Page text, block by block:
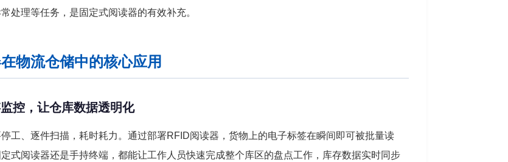
处理等任务，是固定式阅读器的有效补充。
物流仓储中的核心应用
控，让仓库数据透明化
工、逐件扫描，耗时耗力。通过部署RFID阅读器，货物上的电子标签在瞬间即可被批量读
式阅读器还是手持终端，都能让工作人员快速完成整个库区的盘点工作，库存数据实时同步